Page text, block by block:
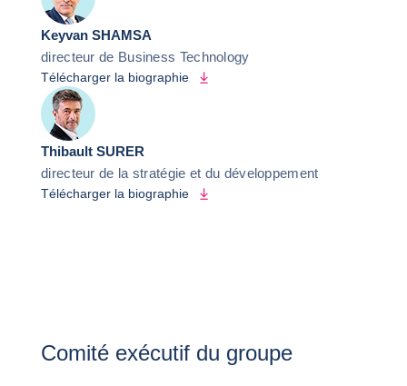
Keyvan SHAMSA
directeur de Business Technology
Télécharger la biographie
Thibault SURER
directeur de la stratégie et du développement
Télécharger la biographie
Comité exécutif du groupe